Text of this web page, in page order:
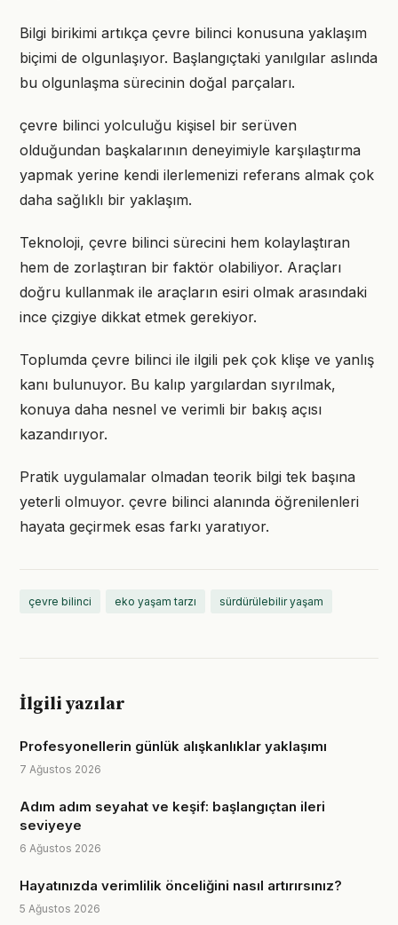
Bilgi birikimi artıkça çevre bilinci konusuna yaklaşım
biçimi de olgunlaşıyor. Başlangıçtaki yanılgılar aslında
bu olgunlaşma sürecinin doğal parçaları.
çevre bilinci yolculuğu kişisel bir serüven
olduğundan başkalarının deneyimiyle karşılaştırma
yapmak yerine kendi ilerlemenizi referans almak çok
daha sağlıklı bir yaklaşım.
Teknoloji, çevre bilinci sürecini hem kolaylaştıran
hem de zorlaştıran bir faktör olabiliyor. Araçları
doğru kullanmak ile araçların esiri olmak arasındaki
ince çizgiye dikkat etmek gerekiyor.
Toplumda çevre bilinci ile ilgili pek çok klişe ve yanlış
kanı bulunuyor. Bu kalıp yargılardan sıyrılmak,
konuya daha nesnel ve verimli bir bakış açısı
kazandırıyor.
Pratik uygulamalar olmadan teorik bilgi tek başına
yeterli olmuyor. çevre bilinci alanında öğrenilenleri
hayata geçirmek esas farkı yaratıyor.
çevre bilinci eko yaşam tarzı sürdürülebilir yaşam
İlgili yazılar
Profesyonellerin günlük alışkanlıklar yaklaşımı
7 Ağustos 2026
Adım adım seyahat ve keşif: başlangıçtan ileri
seviyeye
6 Ağustos 2026
Hayatınızda verimlilik önceliğini nasıl artırırsınız?
5 Ağustos 2026